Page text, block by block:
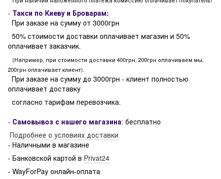
- Такси по Киеву и Броварам:
При заказе на сумму от 3000грн
50% стоимости доставки оплачивает магазин и 50%
оплачивает заказчик.
(Например, при стоимости доставки 400грн, 200грн оплачиваем мы,
200грн оплачивает клиент).
При заказе на сумму до 3000грн - клиент полностью
оплачивает доставку
согласно тарифам перевозчика.
- Самовывоз с нашего магазина: бесплатно
Подробнее о условиях доставки
- Наличными в магазине
- Банковской картой в Privat24
- WayForPay онлайн-оплата